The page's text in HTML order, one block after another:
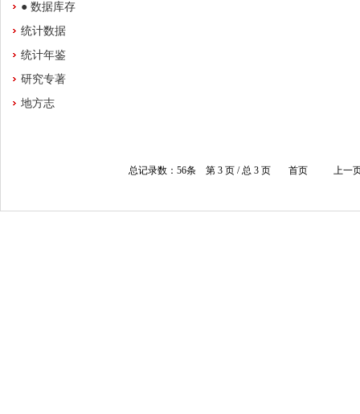
● 数据库存
统计数据
统计年鉴
研究专著
地方志
总记录数： 56条 第 3页 / 总 3页 首页 上一